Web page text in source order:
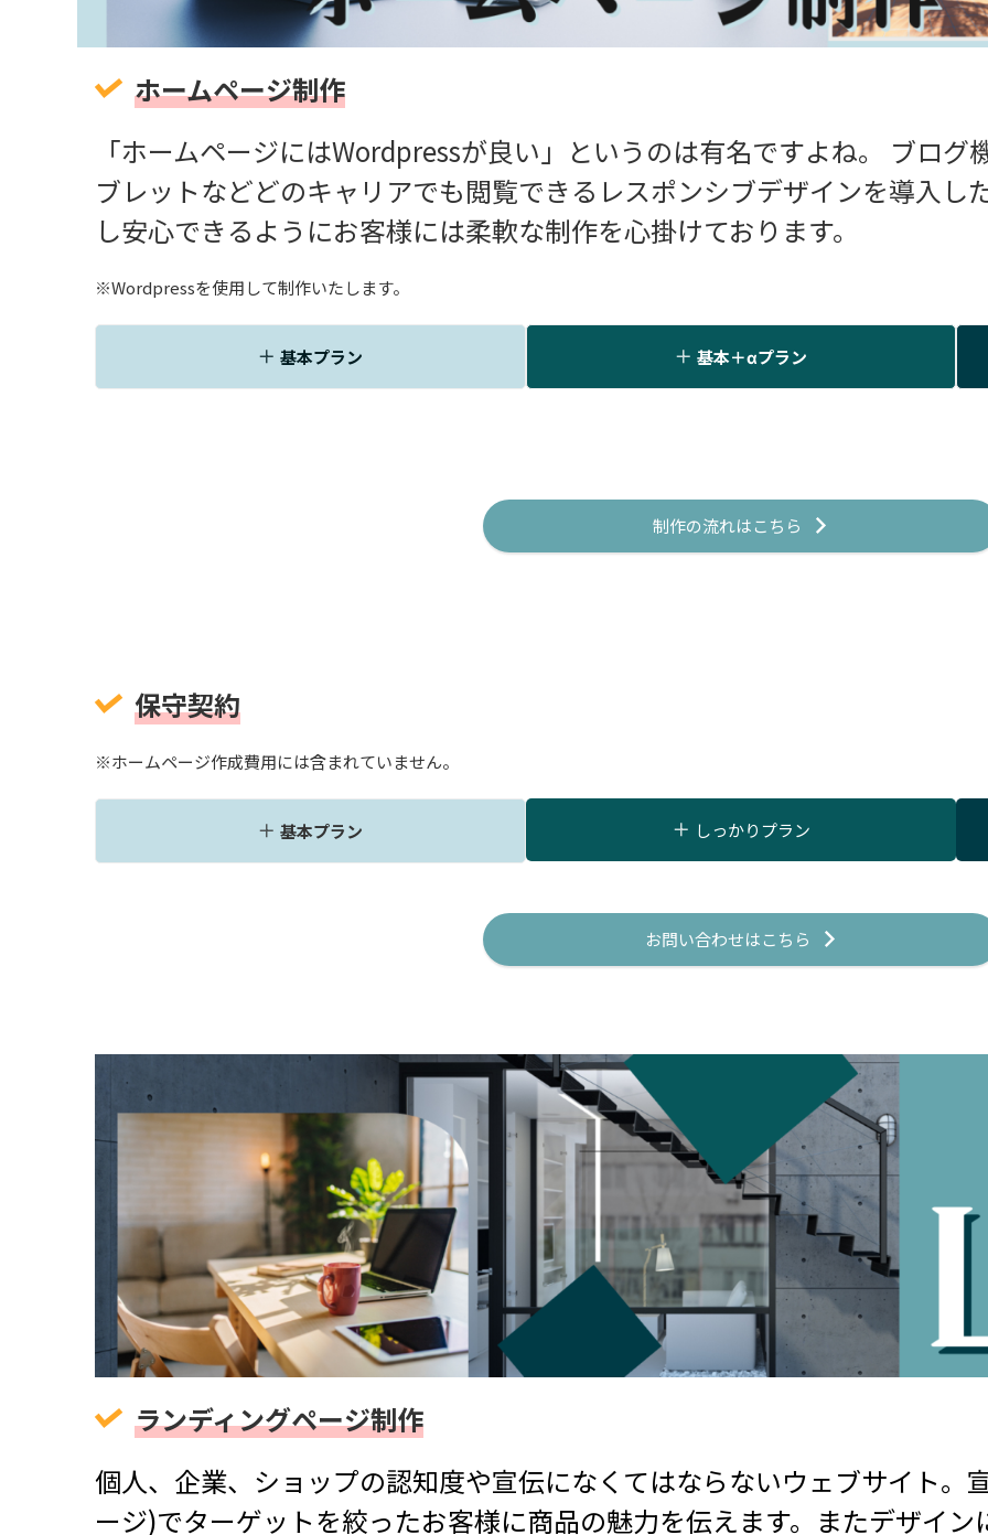
ホームページ制作
「ホームページにはWordpressが良い」というのは有名ですよね。 ブロ
ブレットなどどのキャリアでも閲覧できるレスポンシブデザインを導入し
し安心できるようにお客様には柔軟な制作を心掛けております。
※Wordpressを使用して制作いたします。
基本プラン 基本＋αプラン
制作の流れはこちら
保守契約
※ホームページ作成費用には含まれていません。
基本プラン しっかりプラン
お問い合わせはこちら
ランディングページ制作
個人、企業、ショップの認知度や宣伝になくてはならないウェブサイト。
ージ)でターゲットを絞ったお客様に商品の魅力を伝えます。またデザイン